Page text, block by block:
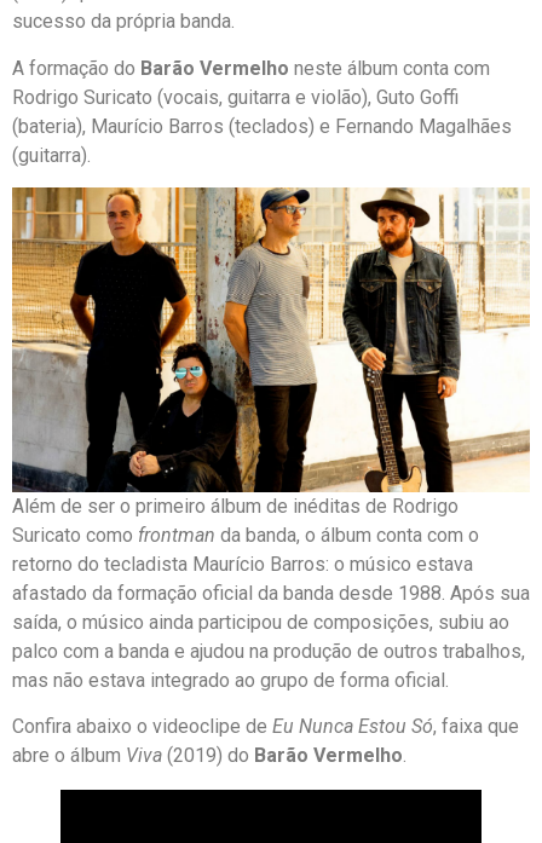
sucesso da própria banda.
A formação do Barão Vermelho neste álbum conta com
Rodrigo Suricato (vocais, guitarra e violão), Guto Goffi
(bateria), Maurício Barros (teclados) e Fernando Magalhães
(guitarra).
Além de ser o primeiro álbum de inéditas de Rodrigo
Suricato como frontman da banda, o álbum conta com o
retorno do tecladista Maurício Barros: o músico estava
afastado da formação oficial da banda desde 1988. Após sua
saída, o músico ainda participou de composições, subiu ao
palco com a banda e ajudou na produção de outros trabalhos,
mas não estava integrado ao grupo de forma oficial.
Confira abaixo o videoclipe de Eu Nunca Estou Só, faixa que
abre o álbum Viva (2019) do Barão Vermelho.